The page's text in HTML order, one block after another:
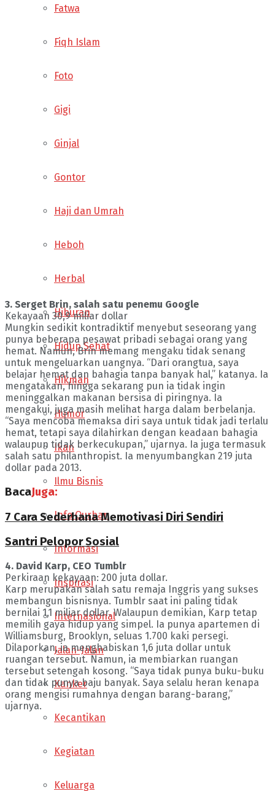
Fatwa
Fiqh Islam
Foto
Gigi
Ginjal
Gontor
Haji dan Umrah
Heboh
Herbal
Hiburan
Hidup Sehat
Hikmah
Humor
Ikan
Ilmu Bisnis
Info Qurban
Informasi
Inspirasi
Internasional
Jalan-Jalan
Kanker
Kecantikan
Kegiatan
Keluarga
3. Serget Brin, salah satu penemu Google
Kekayaan 30,9 miliar dollar
Mungkin sedikit kontradiktif menyebut seseorang yang
punya beberapa pesawat pribadi sebagai orang yang
hemat. Namun, Brin memang mengaku tidak senang
untuk mengeluarkan uangnya. “Dari orangtua, saya
belajar hemat dan bahagia tanpa banyak hal,” katanya. Ia
mengatakan, hingga sekarang pun ia tidak ingin
meninggalkan makanan bersisa di piringnya. Ia
mengakui, juga masih melihat harga dalam berbelanja.
“Saya mencoba memaksa diri saya untuk tidak jadi terlalu
hemat, tetapi saya dilahirkan dengan keadaan bahagia
walaupun tidak berkecukupan,” ujarnya. Ia juga termasuk
salah satu philanthropist. Ia menyumbangkan 219 juta
dollar pada 2013.
BacaJuga:
7 Cara Sederhana Memotivasi Diri Sendiri
Santri Pelopor Sosial
4. David Karp, CEO Tumblr
Perkiraan kekayaan: 200 juta dollar.
Karp merupakan salah satu remaja Inggris yang sukses
membangun bisnisnya. Tumblr saat ini paling tidak
bernilai 1,1 miliar dollar. Walaupun demikian, Karp tetap
memilih gaya hidup yang simpel. Ia punya apartemen di
Williamsburg, Brooklyn, seluas 1.700 kaki persegi.
Dilaporkan, ia menghabiskan 1,6 juta dollar untuk
ruangan tersebut. Namun, ia membiarkan ruangan
tersebut setengah kosong. “Saya tidak punya buku-buku
dan tidak punya baju banyak. Saya selalu heran kenapa
orang mengisi rumahnya dengan barang-barang,”
ujarnya.